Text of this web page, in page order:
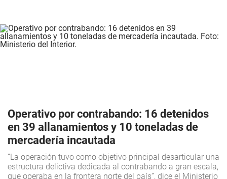
Operativo por contrabando: 16 detenidos
en 39 allanamientos y 10 toneladas de
mercadería incautada
“La operación tuvo como objetivo principal desarticular una
estructura delictiva dedicada al contrabando a gran escala,
que operaba en la frontera norte del país”, dice el Ministerio